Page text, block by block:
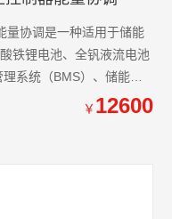
量协调是一种适用于储能
铁锂电池、全钒液流电池
系统（BMS）、储能逆
防储能柜内数据的统一
、联动保护、经济优化
￥ 12600